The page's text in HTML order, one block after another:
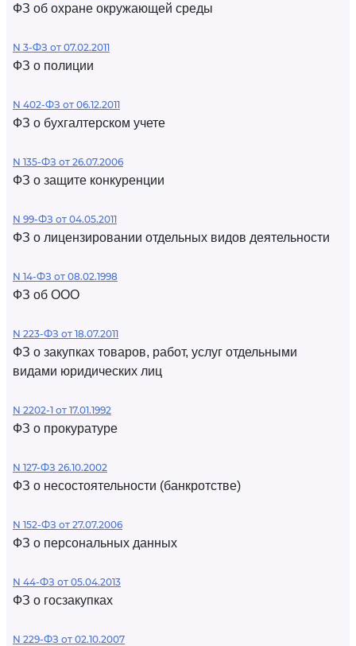
ФЗ об охране окружающей среды
N 3-ФЗ от 07.02.2011
ФЗ о полиции
N 402-ФЗ от 06.12.2011
ФЗ о бухгалтерском учете
N 135-ФЗ от 26.07.2006
ФЗ о защите конкуренции
N 99-ФЗ от 04.05.2011
ФЗ о лицензировании отдельных видов деятельности
N 14-ФЗ от 08.02.1998
ФЗ об ООО
N 223-ФЗ от 18.07.2011
ФЗ о закупках товаров, работ, услуг отдельными
видами юридических лиц
N 2202-1 от 17.01.1992
ФЗ о прокуратуре
N 127-ФЗ 26.10.2002
ФЗ о несостоятельности (банкротстве)
N 152-ФЗ от 27.07.2006
ФЗ о персональных данных
N 44-ФЗ от 05.04.2013
ФЗ о госзакупках
N 229-ФЗ от 02.10.2007